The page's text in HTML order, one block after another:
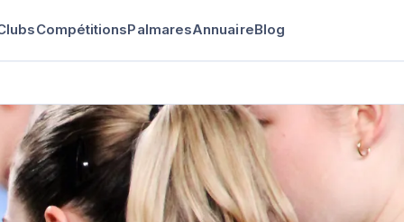
CompétitionsPalmaresAnnuaireBlog